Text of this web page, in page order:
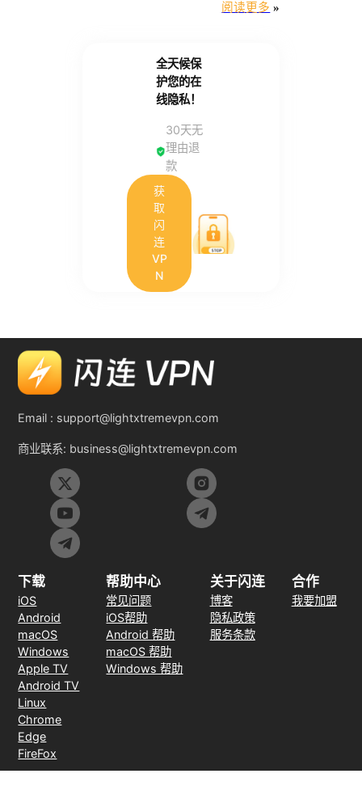
阅读更多 »
全天候保
护您的在
线隐私！
30天无
理由退
款
获
取
闪
连
VP
N
Email : support@lightxtremevpn.com
商业联系: business@lightxtremevpn.com
下载
iOS
Android
macOS
Windows
Apple TV
Android TV
Linux
Chrome
Edge
FireFox
帮助中心
常见问题
iOS帮助
Android 帮助
macOS 帮助
Windows 帮助
关于闪连
博客
隐私政策
服务条款
合作
我要加盟